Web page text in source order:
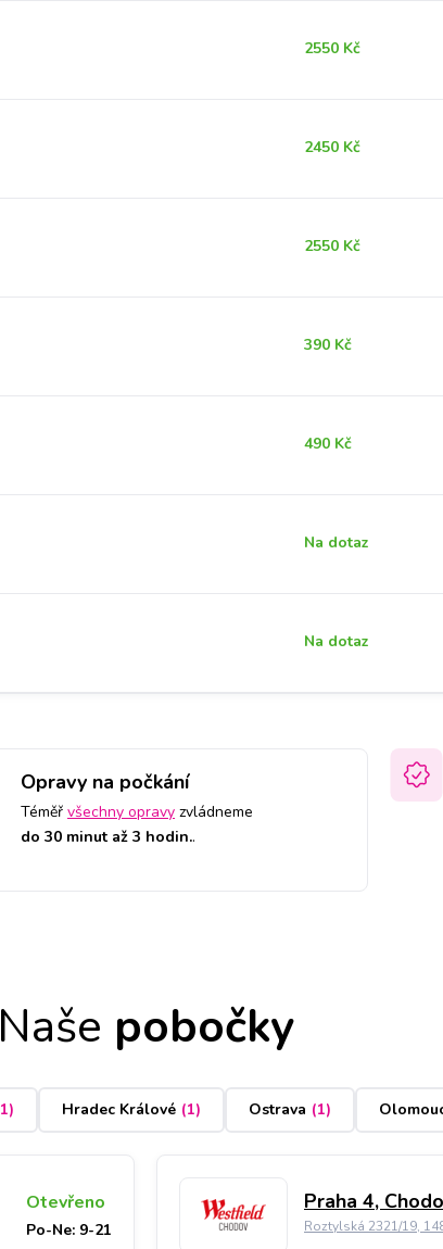
2550 Kč
2450 Kč
2550 Kč
390 Kč
490 Kč
Na dotaz
Na dotaz
Opravy na počkání
Téměř všechny opravy zvládneme
do 30 minut až 3 hodin..
Naše pobočky
1) Hradec Králové (1) Ostrava (1)
Otevřeno
Po-Ne: 9-21
Praha 4,
Roztylská 2321/19,